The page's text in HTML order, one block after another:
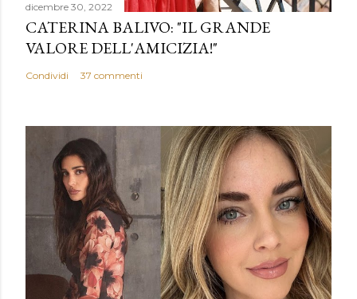
dicembre 30, 2022
CATERINA BALIVO: "IL GRANDE
VALORE DELL'AMICIZIA!"
Condividi 37 commenti